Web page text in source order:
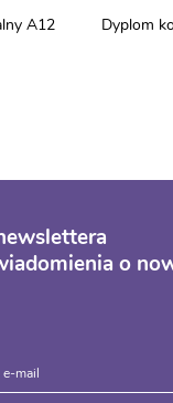
A12 Dyplom
o